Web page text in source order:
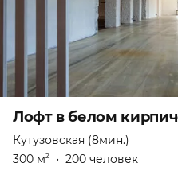
Лофт в белом
Кутузовская (8мин.)
300 м2 • 200 человек